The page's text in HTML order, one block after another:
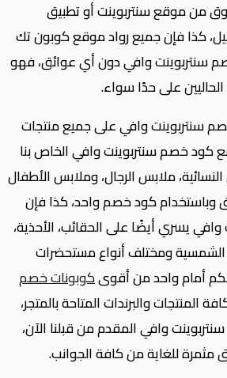
من موقع سنتربوينت أو تطبيق
كذا فإن جميع رواد موقع كوبون تك
سنتربوينت وافي دون أي عوائق، فهو
على حدًا سواء.
سنتربوينت وافي على جميع منتجات
كود خصم سنتربوينت وافي الخاص بنا
ملابس الرجال، وملابس الأطفال
كود خصم واحد، كذا فإن
يسري أيضًا على الحقائب، الأحذية،
الشمسية ومختلف أنواع مستحضرات
أمام واحد من أقوىكوبونات خصم
المنتجات والبرندات المتاحة بالمتجر،
وافي المقدم من قبلنا الآن،
مثمرة للغاية من كافة الجوانب.